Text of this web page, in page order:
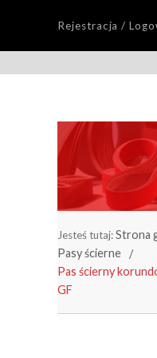
Rejestracja /
Jesteś tutaj:Strona
Pasy ścierne
Pas ścierny
GF